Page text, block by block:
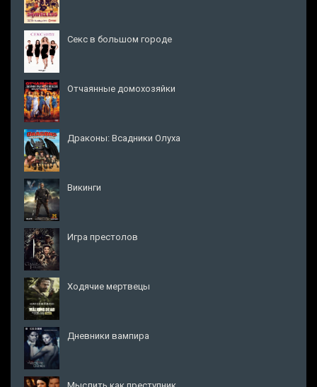
Секс в большом городе
Отчаянные домохозяйки
Драконы: Всадники Олуха
Викинги
Игра престолов
Ходячие мертвецы
Дневники вампира